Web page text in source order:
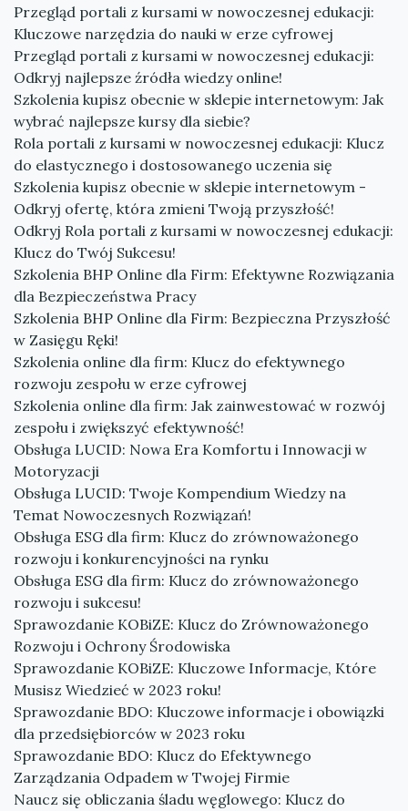
Przegląd portali z kursami w nowoczesnej edukacji:
Kluczowe narzędzia do nauki w erze cyfrowej
Przegląd portali z kursami w nowoczesnej edukacji:
Odkryj najlepsze źródła wiedzy online!
Szkolenia kupisz obecnie w sklepie internetowym: Jak
wybrać najlepsze kursy dla siebie?
Rola portali z kursami w nowoczesnej edukacji: Klucz
do elastycznego i dostosowanego uczenia się
Szkolenia kupisz obecnie w sklepie internetowym -
Odkryj ofertę, która zmieni Twoją przyszłość!
Odkryj Rola portali z kursami w nowoczesnej edukacji:
Klucz do Twój Sukcesu!
Szkolenia BHP Online dla Firm: Efektywne Rozwiązania
dla Bezpieczeństwa Pracy
Szkolenia BHP Online dla Firm: Bezpieczna Przyszłość
w Zasięgu Ręki!
Szkolenia online dla firm: Klucz do efektywnego
rozwoju zespołu w erze cyfrowej
Szkolenia online dla firm: Jak zainwestować w rozwój
zespołu i zwiększyć efektywność!
Obsługa LUCID: Nowa Era Komfortu i Innowacji w
Motoryzacji
Obsługa LUCID: Twoje Kompendium Wiedzy na
Temat Nowoczesnych Rozwiązań!
Obsługa ESG dla firm: Klucz do zrównoważonego
rozwoju i konkurencyjności na rynku
Obsługa ESG dla firm: Klucz do zrównoważonego
rozwoju i sukcesu!
Sprawozdanie KOBiZE: Klucz do Zrównoważonego
Rozwoju i Ochrony Środowiska
Sprawozdanie KOBiZE: Kluczowe Informacje, Które
Musisz Wiedzieć w 2023 roku!
Sprawozdanie BDO: Kluczowe informacje i obowiązki
dla przedsiębiorców w 2023 roku
Sprawozdanie BDO: Klucz do Efektywnego
Zarządzania Odpadem w Twojej Firmie
Naucz się obliczania śladu węglowego: Klucz do